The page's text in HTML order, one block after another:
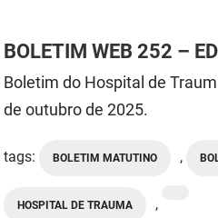
BOLETIM WEB 252 –
Boletim do Hospital de
de outubro de 2025.
tags: BOLETIM MATUTINO ,
HOSPITAL DE TRAUMA ,